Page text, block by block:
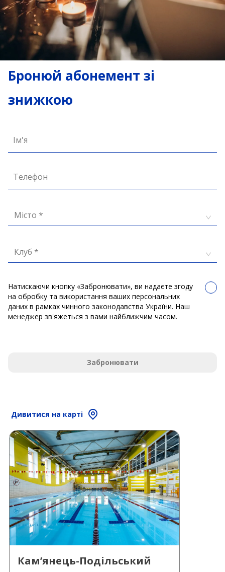
Бронюй абонемент зі
знижкою
Ім'я
Телефон
Місто *
Клуб *
Натискаючи кнопку «Забронювати», ви надаєте згоду
на обробку та використання ваших персональних
даних в рамках чинного законодавства України. Наш
менеджер зв'яжеться з вами найближчим часом.
Забронювати
Дивитися на карті
Кам’янець-Подільський